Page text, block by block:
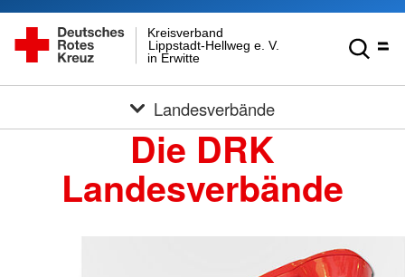
in Erwitte
Lippstadt-Hellweg e. V.
Kreisverband
Landesverbände
Die DRK
Landesverbände